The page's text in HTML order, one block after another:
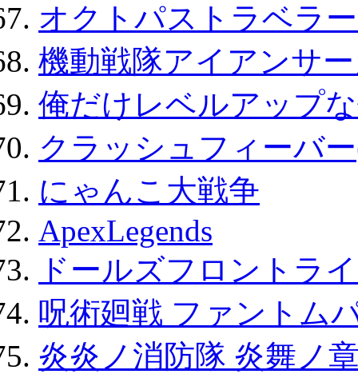
オクトパストラベラ
機動戦隊アイアンサ
俺だけレベルアップ
クラッシュフィーバ
にゃんこ大戦争
ApexLegends
ドールズフロントラ
呪術廻戦 ファントム
炎炎ノ消防隊 炎舞ノ